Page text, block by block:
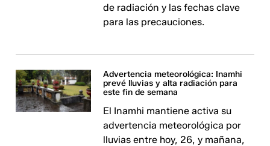
de radiación y las fechas clave
para las precauciones.
Advertencia meteorológica: Inamhi
prevé lluvias y alta radiación para
este fin de semana
El Inamhi mantiene activa su
advertencia meteorológica por
lluvias entre hoy, 26, y mañana,